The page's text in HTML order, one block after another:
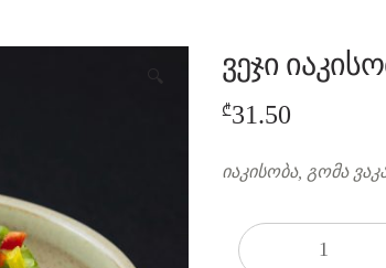
ვეჯი
₾31.50
იაკისობა, გომა
რაოდენობა